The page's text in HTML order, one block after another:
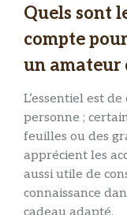
Quels sont
compte
un amateur
L’essentiel est
personne ;
feuilles ou des
apprécient les
aussi utile de
connaissance
cadeau adapté.